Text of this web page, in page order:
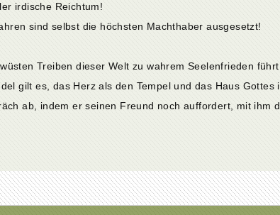
irdische Reichtum!
sind selbst die höchsten Machthaber ausgesetzt!